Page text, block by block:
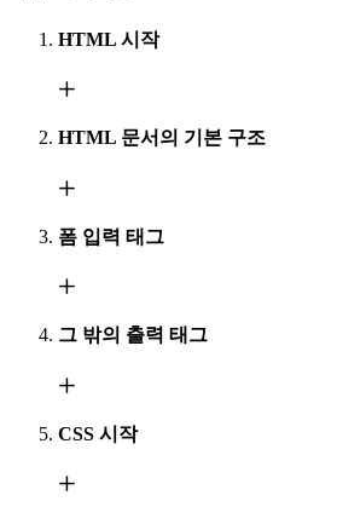
HTML 시작
HTML 문서의 기본 구조
폼 입력 태그
그 밖의 출력 태그
CSS 시작